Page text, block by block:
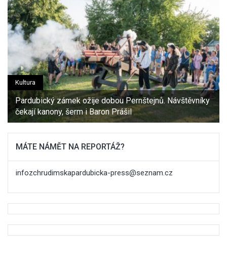
Kultura
Pardubický zámek ožije dobou Pernštejnů. Návštěvníky
čekají kanony, šerm i Baron Prášil
MÁTE NÁMĚT NA REPORTÁŽ?
infozchrudimskapardubicka-press@seznam.cz